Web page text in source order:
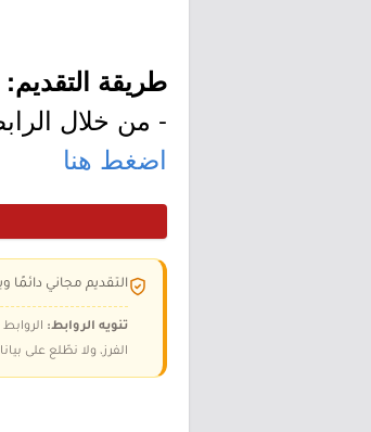
طريقة التقديم:
- من خلال
اضغط هنا
التقديم مجاني دائمًا
تنويه الروابط:
الفرز، ولا نطّلع على